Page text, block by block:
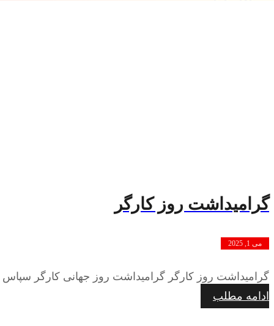
گرامیداشت روز کارگر
می 1, 2025
گرامیداشت روز کارگر گرامیداشت روز جهانی کارگر سپاس
ادامه مطلب